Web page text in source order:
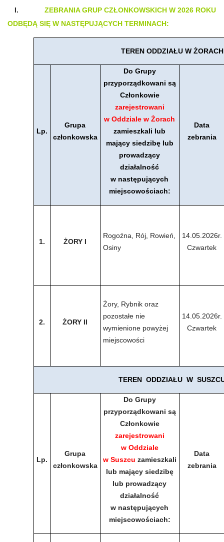
I.
ZEBRANIA GRUP CZŁONKOWSKICH W 2026 ROKU
ODBĘDĄ SIĘ W NASTĘPUJĄCYCH TERMINACH:
TEREN ODDZIAŁU W ŻORACH
Lp.
Grupa
członkowska
Do Grupy
przyporządkowani są
Członkowie
zarejestrowani
w Oddziale w Żorach
zamieszkali lub
mający siedzibę lub
prowadzący
działalność
w następujących
miejscowościach:
Data
zebrania
1. ŻORY I
Rogoźna, Rój, Rowień,
Osiny
14.05.2026r.
Czwartek
2. ŻORY II
Żory, Rybnik oraz
pozostałe nie
wymienione powyżej
miejscowości
14.05.2026r.
Czwartek
TEREN ODDZIAŁU W
Lp.
Grupa
członkowska
Do Grupy
przyporządkowani są
Członkowie
zarejestrowani
w Oddziale
w Suszcu zamieszkali
lub mający siedzibę
lub prowadzący
działalność
w następujących
miejscowościach:
Data
zebrania